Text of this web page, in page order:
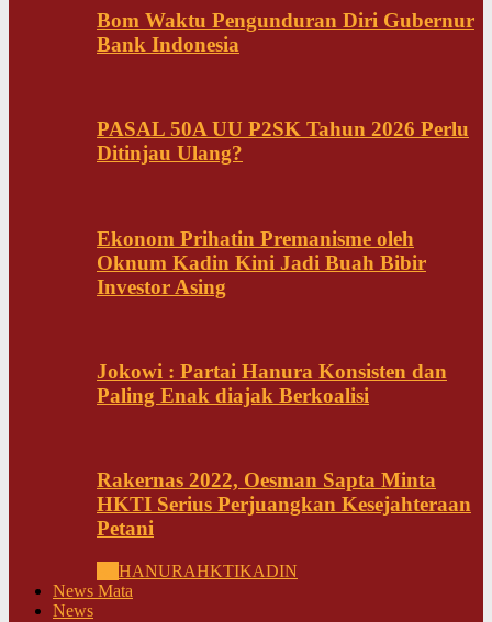
Bom Waktu Pengunduran Diri Gubernur
Bank Indonesia
PASAL 50A UU P2SK Tahun 2026 Perlu
Ditinjau Ulang?
Ekonom Prihatin Premanisme oleh
Oknum Kadin Kini Jadi Buah Bibir
Investor Asing
Jokowi : Partai Hanura Konsisten dan
Paling Enak diajak Berkoalisi
Rakernas 2022, Oesman Sapta Minta
HKTI Serius Perjuangkan Kesejahteraan
Petani
HANURAHKTIKADIN
News Mata
News